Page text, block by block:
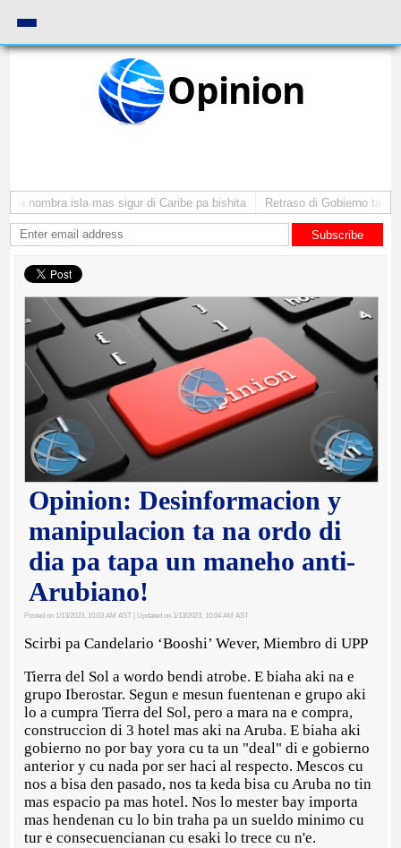
Opinion
nombra isla mas sigur di Caribe pa bishita Retraso di Gobierno ta
Subscribe
Opinion: Desinformacion y
manipulacion ta na ordo di
dia pa tapa un maneho anti-
Arubiano!
Posted on 1/13/2023, 10:03 AM AST | Updated on 1/13/2023, 10:04 AM AST
Scirbi pa Candelario ‘Booshi’ Wever, Miembro di UPP
Tierra del Sol a wordo bendi atrobe. E biaha aki na e
grupo Iberostar. Segun e mesun fuentenan e grupo aki
lo a cumpra Tierra del Sol, pero a mara na e compra,
construccion di 3 hotel mas aki na Aruba. E biaha aki
gobierno no por bay yora cu ta un "deal" di e gobierno
anterior y cu nada por ser haci al respecto. Mescos cu
nos a bisa den pasado, nos ta keda bisa cu Aruba no tin
mas espacio pa mas hotel. Nos lo mester bay importa
mas hendenan cu lo bin traha pa un sueldo minimo cu
tur e consecuencianan cu esaki lo trece cu n'e.